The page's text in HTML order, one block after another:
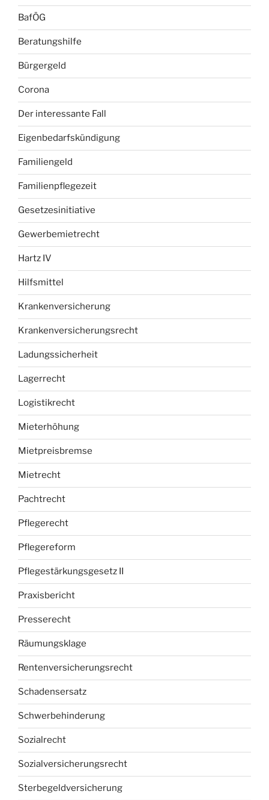
BafÖG
Beratungshilfe
Bürgergeld
Corona
Der interessante Fall
Eigenbedarfskündigung
Familiengeld
Familienpflegezeit
Gesetzesinitiative
Gewerbemietrecht
Hartz IV
Hilfsmittel
Krankenversicherung
Krankenversicherungsrecht
Ladungssicherheit
Lagerrecht
Logistikrecht
Mieterhöhung
Mietpreisbremse
Mietrecht
Pachtrecht
Pflegerecht
Pflegereform
Pflegestärkungsgesetz II
Praxisbericht
Presserecht
Räumungsklage
Rentenversicherungsrecht
Schadensersatz
Schwerbehinderung
Sozialrecht
Sozialversicherungsrecht
Sterbegeldversicherung